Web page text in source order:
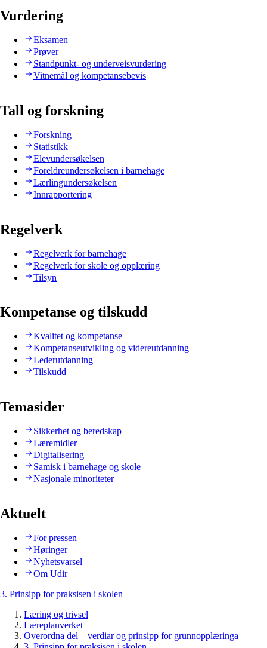
Vurdering
Eksamen
Prøver
Standpunkt- og underveisvurdering
Vitnemål og kompetansebevis
Tall og forskning
Forskning
Statistikk
Elevundersøkelsen
Foreldreundersøkelsen i barnehage
Lærlingundersøkelsen
Innrapportering
Regelverk
Regelverk for barnehage
Regelverk for skole og opplæring
Tilsyn
Kompetanse og tilskudd
Kvalitet og kompetanse
Kompetanseutvikling og videreutdanning
Lederutdanning
Tilskudd
Temasider
Sikkerhet og beredskap
Læremidler
Digitalisering
Samisk i barnehage og skole
Nasjonale minoriteter
Aktuelt
For pressen
Høringer
Nyhetsvarsel
Om Udir
3. Prinsipp for praksisen i skolen
Læring og trivsel
Læreplanverket
Overordna del – verdiar og prinsipp for grunnopplæringa